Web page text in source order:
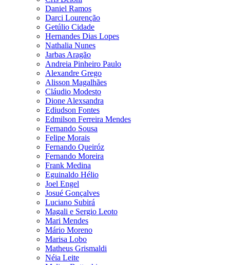
Daniel Ramos
Darci Lourenção
Getúlio Cidade
Hernandes Dias Lopes
Nathalia Nunes
Jarbas Aragão
Andreia Pinheiro Paulo
Alexandre Grego
Alisson Magalhães
Cláudio Modesto
Dione Alexsandra
Ediudson Fontes
Edmilson Ferreira Mendes
Fernando Sousa
Felipe Morais
Fernando Queiróz
Fernando Moreira
Frank Medina
Eguinaldo Hélio
Joel Engel
Josué Gonçalves
Luciano Subirá
Magali e Sergio Leoto
Mari Mendes
Mário Moreno
Marisa Lobo
Matheus Grismaldi
Néia Leite